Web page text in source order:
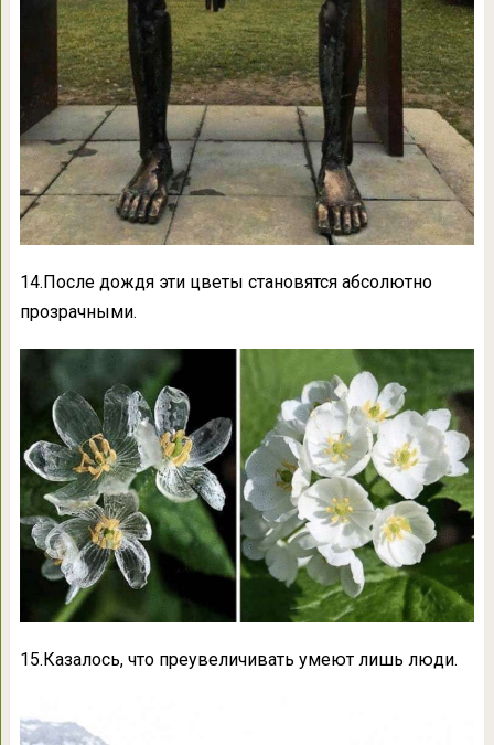
14.После дождя эти цветы становятся абсолютно
прозрачными.
15.Казалось, что преувеличивать умеют лишь люди.